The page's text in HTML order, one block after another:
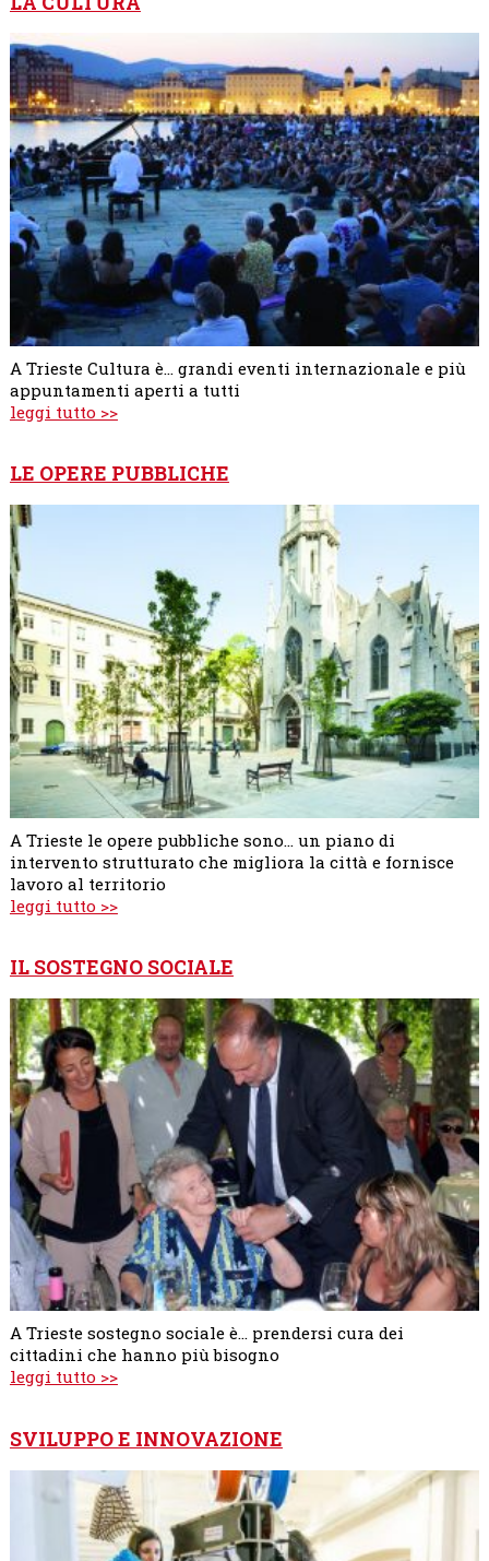
A Trieste Cultura è... grandi eventi internazionale e più
appuntamenti aperti a tutti
leggi tutto >>
LE OPERE PUBBLICHE
A Trieste le opere pubbliche sono... un piano di
intervento strutturato che migliora la città e fornisce
lavoro al territorio
leggi tutto >>
IL SOSTEGNO SOCIALE
A Trieste sostegno sociale è... prendersi cura dei
cittadini che hanno più bisogno
leggi tutto >>
SVILUPPO E INNOVAZIONE